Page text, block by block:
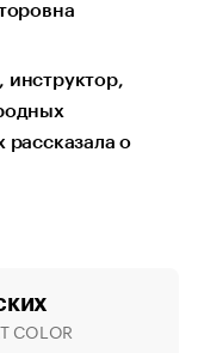
инструктор,
рассказала о
COLOR